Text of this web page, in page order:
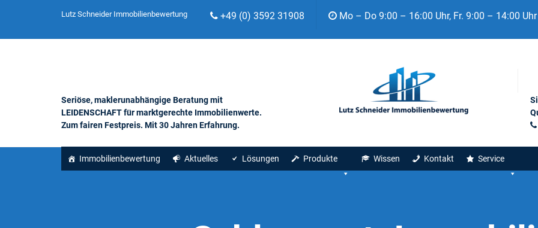
Lutz Schneider Immobilienbewertung +49 (0) 3592 31908 Mo – Do 9:00 – 16:00 Uhr, Fr. 9:00 – 14:00 Uhr
Seriöse, maklerunabhängige Beratung mit
LEIDENSCHAFT für marktgerechte Immobilienwerte.
Zum fairen Festpreis. Mit 30 Jahren Erfahrung.
Immobilienbewertung Aktuelles Lösungen Produkte Wissen Kontakt Service